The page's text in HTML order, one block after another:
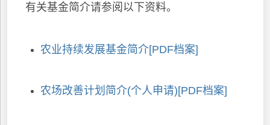
有关基金简介请参阅以下资料。
农业持续发展基金简介[PDF档案]
农场改善计划简介(个人申请)[PDF档案]